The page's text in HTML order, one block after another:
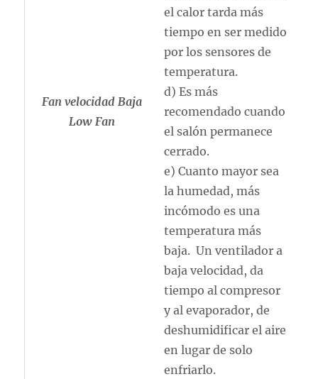
Fan velocidad Baja
Low Fan
el calor tarda más
tiempo en ser medido
por los sensores de
temperatura.
d) Es más
recomendado cuando
el salón permanece
cerrado.
e) Cuanto mayor sea
la humedad, más
incómodo es una
temperatura más
baja. Un ventilador a
baja velocidad, da
tiempo al compresor
y al evaporador, de
deshumidificar el aire
en lugar de solo
enfriarlo.